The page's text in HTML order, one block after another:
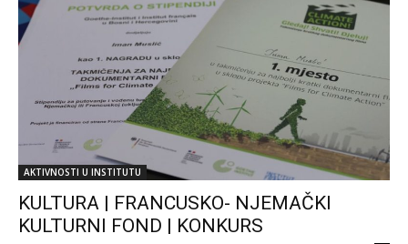
AKTIVNOSTI U INSTITUTU
KULTURA | FRANCUSKO- NJEMAČKI
KULTURNI FOND | KONKURS